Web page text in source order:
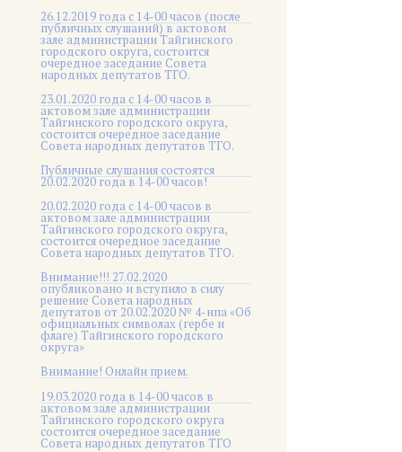
26.12.2019 года с 14-00 часов (после
публичных слушаний) в актовом
зале администрации Тайгинского
городского округа, состоится
очередное заседание Совета
народных депутатов ТГО.
23.01.2020 года с 14-00 часов в
актовом зале администрации
Тайгинского городского округа,
состоится очередное заседание
Совета народных депутатов ТГО.
Публичные слушания состоятся
20.02.2020 года в 14-00 часов!
20.02.2020 года с 14-00 часов в
актовом зале администрации
Тайгинского городского округа,
состоится очередное заседание
Совета народных депутатов ТГО.
Внимание!!! 27.02.2020
опубликовано и вступило в силу
решение Совета народных
депутатов от 20.02.2020 № 4-нпа «Об
официальных символах (гербе и
флаге) Тайгинского городского
округа»
Внимание! Онлайн прием.
19.03.2020 года в 14-00 часов в
актовом зале администрации
Тайгинского городского округа
состоится очередное заседание
Совета народных депутатов ТГО